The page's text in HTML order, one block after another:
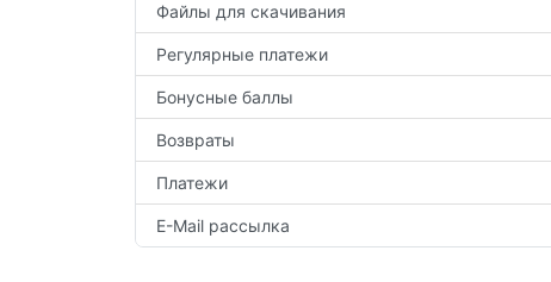
Файлы для скачивания
Регулярные платежи
Бонусные баллы
Возвраты
Платежи
E-Mail рассылка